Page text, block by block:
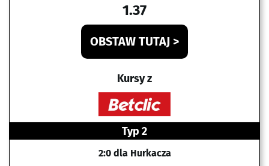
1.37
OBSTAW TUTAJ >
Kursy z
Typ 2
2:0 dla Hurkacza